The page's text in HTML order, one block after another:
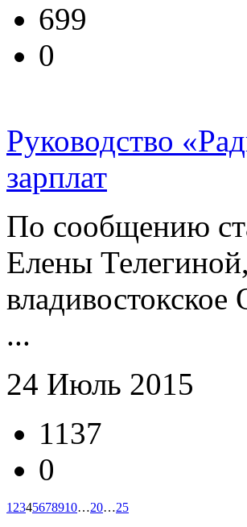
699
0
Руководство
зарплат
По сообщению
Елены
...
24 Июль 2015
1137
0
1 2345678910…20…25